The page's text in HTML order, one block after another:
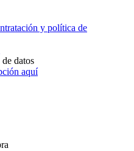
y política de
datos
aquí